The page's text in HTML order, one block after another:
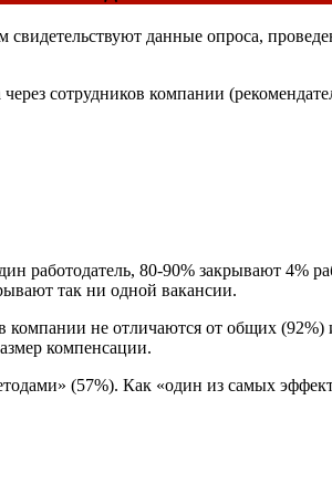
данные опроса,
сотрудников компании
работодатель, 80-90% закрывают 4%
так ни одной вакансии.
не отличаются от общих (92%)
компенсации.
(57%). Как «один из самых